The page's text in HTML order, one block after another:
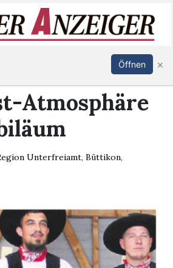
Abonnieren Anmelden
Atmosphäre
Unterfreiamt,Büttikon,
Öffnen ×